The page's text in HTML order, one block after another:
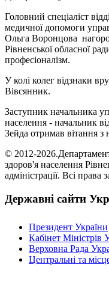
Головний спеціаліст
медичної допомоги
Ольга Воронцова
Рівненської обласної
професіоналізм.
У колі колег відзнаки
Вівсянник.
Заступник начальника
населення - начальник
Зейда отримав вітання
© 2012-
здоров'я населення
адміністрації. Всі права
Державні сайти
Президент України
Кабінет Міністрів
Верховна Рада
Центральні та